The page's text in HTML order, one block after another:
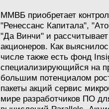
ММВБ приобретает
"Ренессанс Капитала",
"Да Винчи" и
акционеров. Как
числе также есть фонд
специализирующийся на
большим потенциалом
пакеты акций сервис
мире разработчиков ПО